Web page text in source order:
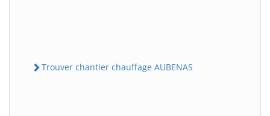
Trouver chantier chauffage AUBENAS